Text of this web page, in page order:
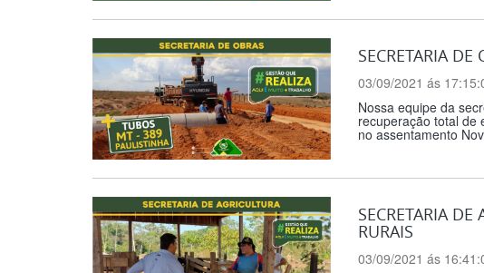
SECRETARIA
03/09/2021 ás
Nossa equipe da
recuperação total de
no assentamento
SECRETARIA
RURAIS
03/09/2021 ás